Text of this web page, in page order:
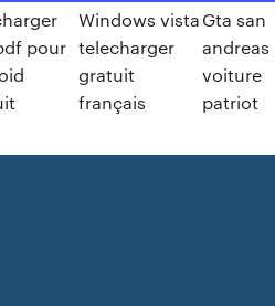
pour
Windows vista
telecharger
gratuit
français
Gta san
andreas
voiture
patriot